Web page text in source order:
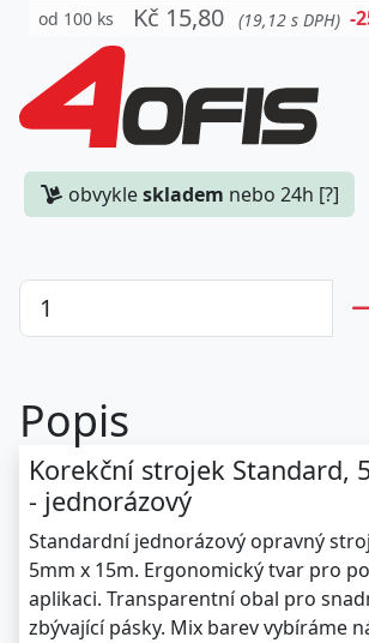
od 100 ks Kč 15,80 (19,12 s DPH) -
obvykleskladem nebo 24h [?]
Popis
Korekční strojek Standard,
- jednorázový
Standardní jednorázový opravný
5mm x 15m. Ergonomický tvar pro
aplikaci. Transparentní obal pro
zbývající pásky. Mix barev vybíráme